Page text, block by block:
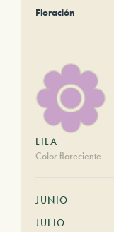
Floración
LILA
Color floreciente
JUNIO
JULIO